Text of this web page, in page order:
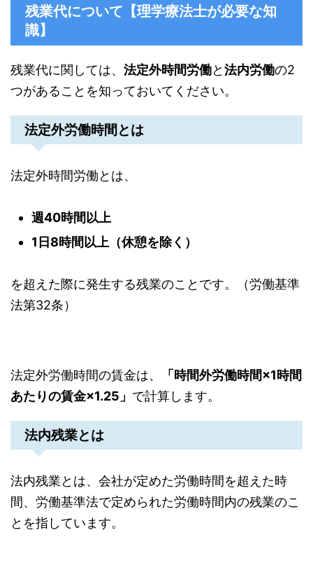
残業代について【理学療法士が必要な知
識】
残業代に関しては、 法定外時間労働と法内労働の2
つがあることを知っておいてください。
法定外労働時間とは
法定外時間労働とは、
週40時間以上
1日8時間以上（休憩を除く）
を超えた際に発生する残業のことです。（労働基準
法第32条）
法定外労働時間の賃金は、
「時間外労働時間×1時間
あたりの賃金×1.25」 で計算します。
法内残業とは
法内残業とは、会社が定めた労働時間を超えた時
間、労働基準法で定められた労働時間内の残業のこ
とを指しています。